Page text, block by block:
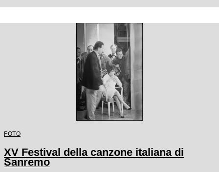
FOTO
XV Festival della canzone italiana di
Sanremo